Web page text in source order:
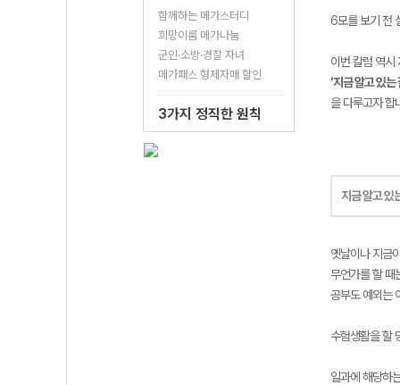
함께하는 메가스터디
희망이룸 메가나눔
군인·소방·경찰 자녀
메가패스 형제자매 할인
3가지 정직한 원칙
6모를 보기 전
이번 칼럼 역시
‘지금 알고 있는
을 다루고자 합
지금 알고 있
옛날이나 지금
무언가를 할 때
공부도 예외는
수험생활을 할
일과에 해당하